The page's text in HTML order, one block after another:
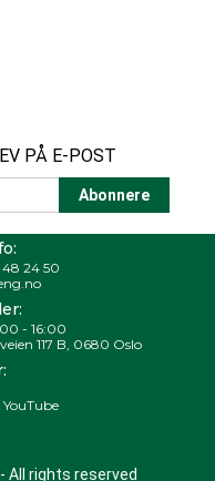
PÅ E-POST
48 24 50
- 16:00
117 B, 0680 Oslo
YouTube
All rights reserved